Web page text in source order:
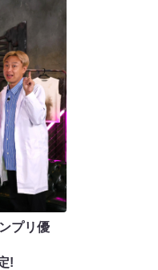
プリ優
!